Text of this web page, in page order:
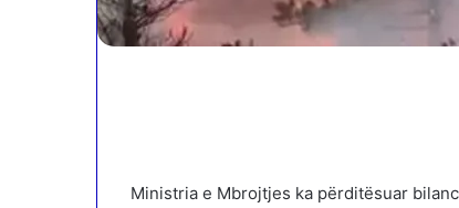
Ministria e Mbrojtjes ka përditësuar